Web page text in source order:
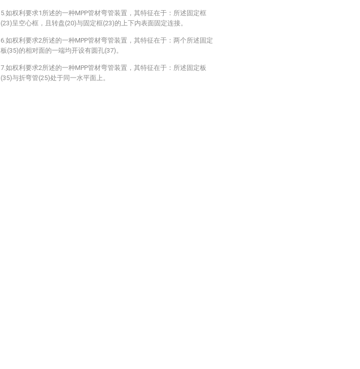
5.如权利要求1所述的一种MPP管材弯管装置，其特征在于：所述固定框
(23)呈空心框，且转盘(20)与固定框(23)的上下内表面固定连接。
6.如权利要求2所述的一种MPP管材弯管装置，其特征在于：两个所述固定
板(35)的相对面的一端均开设有圆孔(37)。
7.如权利要求2所述的一种MPP管材弯管装置，其特征在于：所述固定板
(35)与折弯管(25)处于同一水平面上。